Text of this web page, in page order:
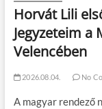
Horvát Lili
Jegyzeteim
Velencében
2026.08.04. No
A magyar rendező